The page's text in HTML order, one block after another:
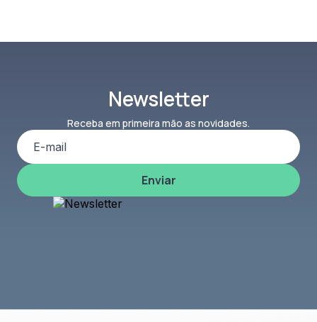
Newsletter
Receba em primeira mão as novidades.
Enviar